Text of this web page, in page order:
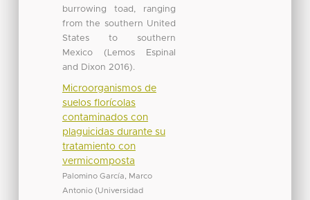
burrowing toad, ranging
from the southern United
States to southern
Mexico (Lemos Espinal
and Dixon 2016).
Microorganismos de
suelos florícolas
contaminados con
plaguicidas durante su
tratamiento con
vermicomposta
Palomino García, Marco
Antonio (Universidad